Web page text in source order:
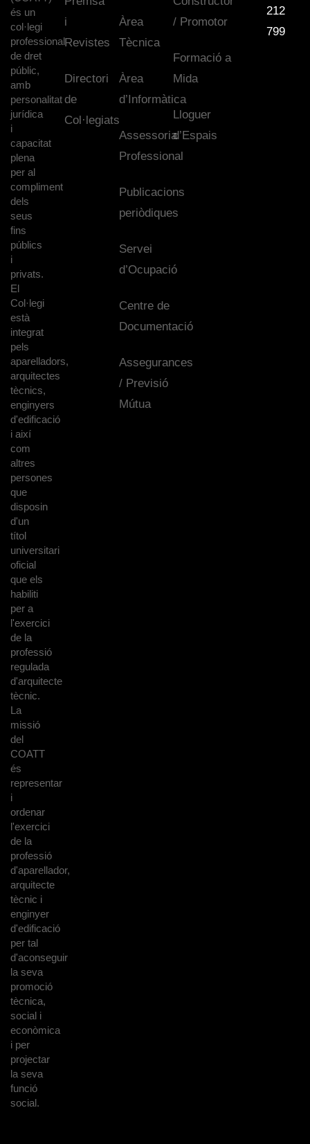
és un
col·legi
professional
de dret
públic,
amb
personalitat
jurídica
i
capacitat
plena
per al
compliment
dels
seus
fins
públics
i
privats.
El
Col·legi
està
integrat
pels
aparelladors,
arquitectes
tècnics,
enginyers
d'edificació
i així
com
altres
persones
que
disposin
d'un
títol
universitari
oficial
que els
habiliti
per a
l'exercici
de la
professió
regulada
d'arquitecte
tècnic.
La
missió
del
COATT
és
representar
i
ordenar
l'exercici
de la
professió
d'aparellador,
arquitecte
tècnic i
enginyer
d'edificació
per tal
d'aconseguir
la seva
promoció
tècnica,
social i
econòmica
i per
projectar
la seva
funció
social.
i
Revistes
Directori
de
Col·legiats
Àrea
Tècnica
Àrea
d’Informàtica
Assessoria
Professional
Publicacions
periòdiques
Servei
d’Ocupació
Centre de
Documentació
Assegurances
/ Previsió
Mútua
/ Promotor
Formació a
Mida
Lloguer
d’Espais
212
799